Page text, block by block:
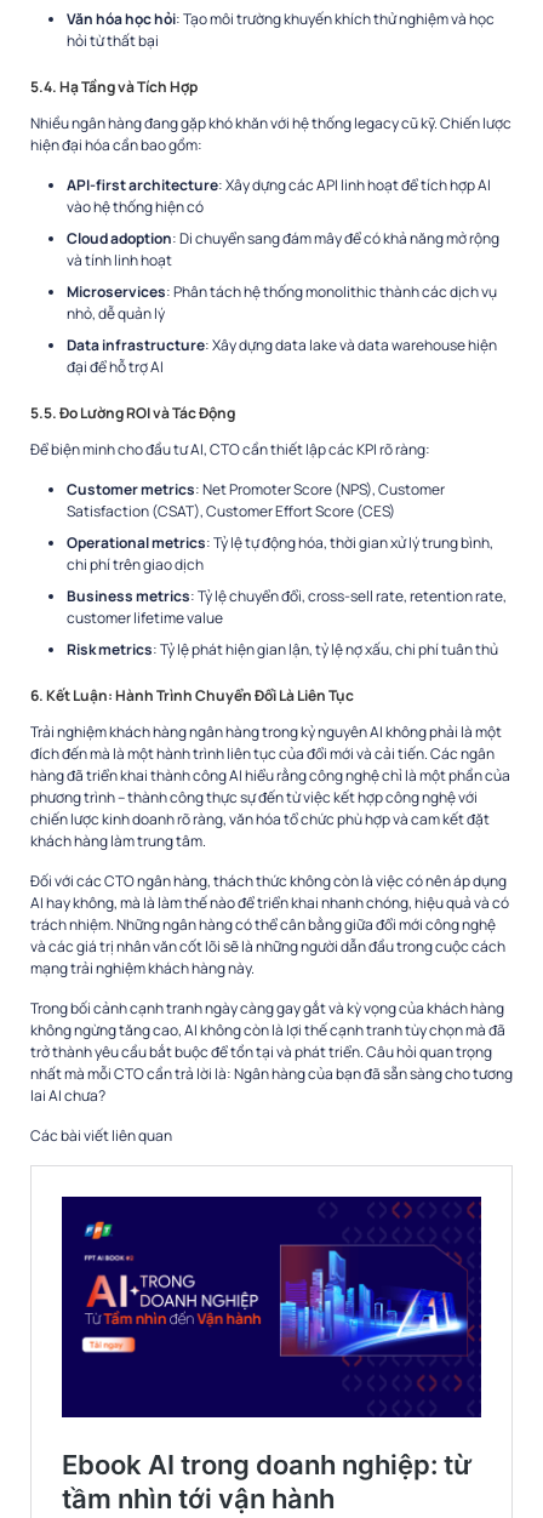
Văn hóa học hỏi: Tạo môi trường khuyến khích thử nghiệm và học
hỏi từ thất bại
5.4. Hạ Tầng và Tích Hợp
Nhiều ngân hàng đang gặp khó khăn với hệ thống legacy cũ kỹ. Chiến lược
hiện đại hóa cần bao gồm:
API-first architecture: Xây dựng các API linh hoạt để tích hợp AI
vào hệ thống hiện có
Cloud adoption: Di chuyển sang đám mây để có khả năng mở rộng
và tính linh hoạt
Microservices: Phân tách hệ thống monolithic thành các dịch vụ
nhỏ, dễ quản lý
Data infrastructure: Xây dựng data lake và data warehouse hiện
đại để hỗ trợ AI
5.5. Đo Lường ROI và Tác Động
Để biện minh cho đầu tư AI, CTO cần thiết lập các KPI rõ ràng:
Customer metrics: Net Promoter Score (NPS), Customer
Satisfaction (CSAT), Customer Effort Score (CES)
Operational metrics: Tỷ lệ tự động hóa, thời gian xử lý trung bình,
chi phí trên giao dịch
Business metrics: Tỷ lệ chuyển đổi, cross-sell rate, retention rate,
customer lifetime value
Risk metrics: Tỷ lệ phát hiện gian lận, tỷ lệ nợ xấu, chi phí tuân thủ
6. Kết Luận: Hành Trình Chuyển Đổi Là Liên Tục
Trải nghiệm khách hàng ngân hàng trong kỷ nguyên AI không phải là một
đích đến mà là một hành trình liên tục của đổi mới và cải tiến. Các ngân
hàng đã triển khai thành công AI hiểu rằng công nghệ chỉ là một phần của
phương trình – thành công thực sự đến từ việc kết hợp công nghệ với
chiến lược kinh doanh rõ ràng, văn hóa tổ chức phù hợp và cam kết đặt
khách hàng làm trung tâm.
Đối với các CTO ngân hàng, thách thức không còn là việc có nên áp dụng
AI hay không, mà là làm thế nào để triển khai nhanh chóng, hiệu quả và có
trách nhiệm. Những ngân hàng có thể cân bằng giữa đổi mới công nghệ
và các giá trị nhân văn cốt lõi sẽ là những người dẫn đầu trong cuộc cách
mạng trải nghiệm khách hàng này.
Trong bối cảnh cạnh tranh ngày càng gay gắt và kỳ vọng của khách hàng
không ngừng tăng cao, AI không còn là lợi thế cạnh tranh tùy chọn mà đã
trở thành yêu cầu bắt buộc để tồn tại và phát triển. Câu hỏi quan trọng
nhất mà mỗi CTO cần trả lời là: Ngân hàng của bạn đã sẵn sàng cho tương
lai AI chưa?
Các bài viết liên quan